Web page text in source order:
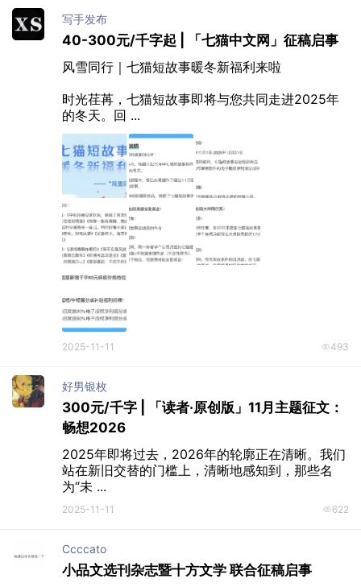
写手发布
40-300元/千字起 | 「七猫中文网」征稿启事
风雪同行｜七猫短故事暖冬新福利来啦
时光荏苒，七猫短故事即将与您共同走进2025年
的冬天。回 ...
2025-11-11 493
好男银枚
300元/千字 | 「读者·原创版」11月主题征文：
畅想2026
2025年即将过去，2026年的轮廓正在清晰。我们
站在新旧交替的门槛上，清晰地感知到，那些名
为“未 ...
2025-11-11 622
Ccccato
小品文选刊杂志暨十方文学 联合征稿启事